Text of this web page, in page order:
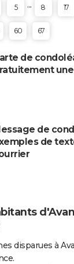
5 ... 8 17
60 67
de
de
de
disparues à